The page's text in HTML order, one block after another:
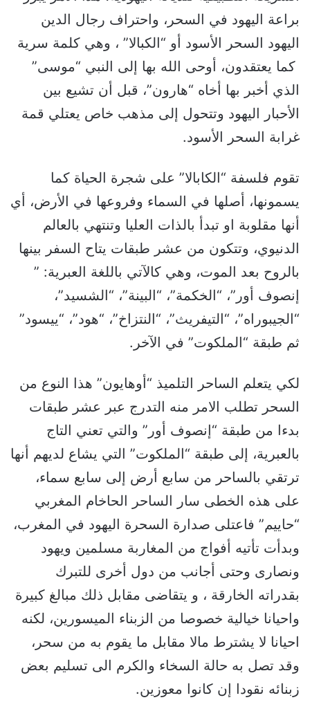
براعة اليهود في السحر، واحتراف رجال الدين
اليهود السحر الأسود أو “الكبالا” ، وهي كلمة سرية
كما يعتقدون، أوحى الله بها إلى النبي “موسى”
الذي أخبر بها أخاه “هارون”، قبل أن تشيع بين
الأحبار اليهود وتتحول إلى مذهب خاص يعتلي قمة
غرابة السحر الأسود.
تقوم فلسفة “الكابالا” على شجرة الحياة كما
يسمونها، أصلها في السماء وفروعها في الأرض، أي
أنها مقلوبة او تبدأ بالذات العليا وتنتهي بالعالم
الدنيوي، وتتكون من عشر طبقات يتاح السفر بينها
بالروح بعد الموت، وهي كالآتي باللغة العبرية: ”
إنصوف أور”، “الخكمة”، “البينة”، “الشسيد”،
“الجيبوراه”، “التيفريث”، “النتزاخ”، “هود”، “ييسود”
ثم طبقة “الملكوت” في الآخر.
لكي يتعلم الساحر التلميذ “أوهايون” هذا النوع من
السحر تطلب الامر منه التدرج عبر عشر طبقات
بدءا من طبقة “إنصوف أور” والتي تعني التاج
بالعبرية، إلى طبقة “الملكوت” التي يشاع لديهم أنها
ترتقي بالساحر من سابع أرض إلى سابع سماء،
على هذه الخطى سار الساحر الحاخام المغربي
“حاييم” فاعتلى صدارة السحرة اليهود في المغرب،
وبدأت تأتيه أفواج من المغاربة مسلمين ويهود
ونصارى وحتى أجانب من دول أخرى للتبرك
بقدراته الخارقة ، و يتقاضى مقابل ذلك مبالغ كبيرة
واحيانا خيالية خصوصا من الزبناء الميسورين، لكنه
احيانا لا يشترط مالا مقابل ما يقوم به من سحر،
وقد تصل به حالة السخاء والكرم الى تسليم بعض
زبنائه نقودا إن كانوا معوزين.